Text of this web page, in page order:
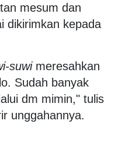
mesum dan
dikirimkan kepada
suwimeresahkan
Sudah banyak
dm mimin," tulis
unggahannya.